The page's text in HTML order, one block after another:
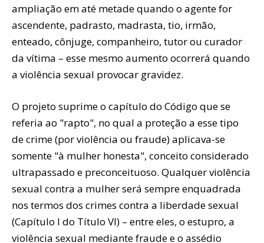
ampliação em até metade quando o agente for
ascendente, padrasto, madrasta, tio, irmão,
enteado, cônjuge, companheiro, tutor ou curador
da vítima – esse mesmo aumento ocorrerá quando
a violência sexual provocar gravidez.
O projeto suprime o capítulo do Código que se
referia ao "rapto", no qual a proteção a esse tipo
de crime (por violência ou fraude) aplicava-se
somente "à mulher honesta", conceito considerado
ultrapassado e preconceituoso. Qualquer violência
sexual contra a mulher será sempre enquadrada
nos termos dos crimes contra a liberdade sexual
(Capítulo I do Título VI) – entre eles, o estupro, a
violência sexual mediante fraude e o assédio